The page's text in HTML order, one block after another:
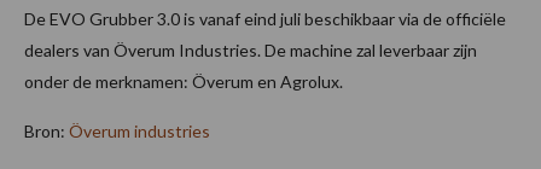
De EVO Grubber 3.0 is vanaf eind juli beschikbaar via de officiële
dealers van Överum Industries. De machine zal leverbaar zijn
onder de merknamen: Överum en Agrolux.
Bron: Överum industries